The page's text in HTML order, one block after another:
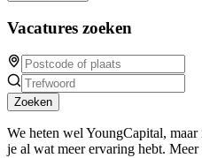
Vacatures zoeken
Zoeken
We heten wel YoungCapital,
je al wat meer ervaring hebt.